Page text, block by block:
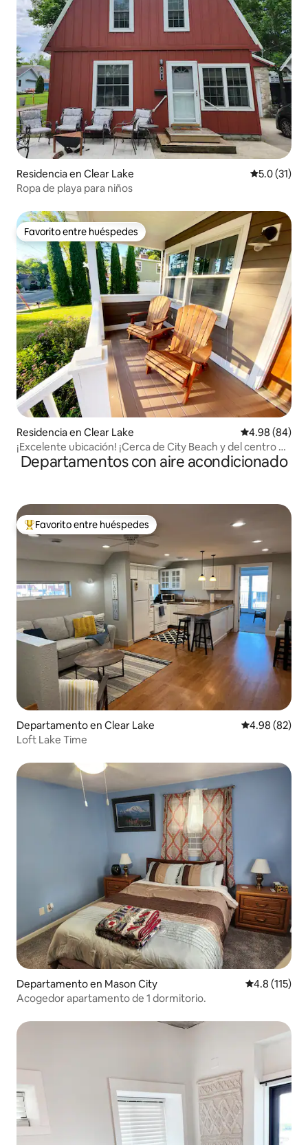
Residencia en Clear Lake Calificación
5.0 (31)
Ropa de playa para niños
Favorito entre huéspedes
Favorito entre huéspedes
Residencia en Clear Lake Calificación
4.98 (84)
¡Excelente ubicación! ¡Cerca de City Beach y del centro de
CL!
Departamentos con aire acondicionado
De los mejores en Favorito entre huéspedes
Favorito entre huéspedes
Departamento en Clear Lake Calificación
4.98 (82)
Loft Lake Time
Departamento en Mason City Calificación
4.8 (115)
Acogedor apartamento de 1 dormitorio.